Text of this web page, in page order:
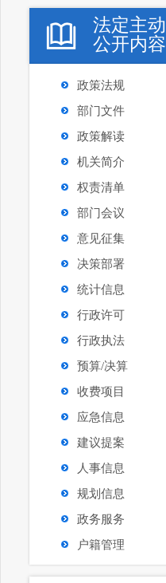
法定主动
公开内容
政策法规
部门文件
政策解读
机关简介
权责清单
部门会议
意见征集
决策部署
统计信息
行政许可
行政执法
预算/决算
收费项目
应急信息
建议提案
人事信息
规划信息
政务服务
户籍管理